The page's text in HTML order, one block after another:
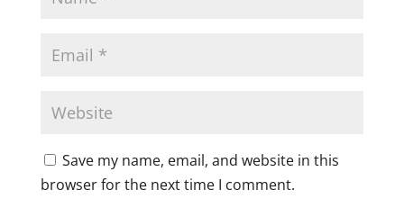
Save my name, email, and website in this
browser for the next time I comment.